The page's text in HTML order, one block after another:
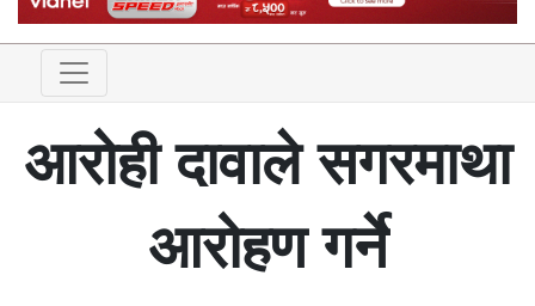
आरोही दावाले सगरमाथा
आरोहण गर्ने